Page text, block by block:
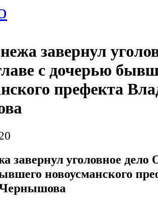
завернул
с дочерью
префекта
завернул уголовное дело
новоусманского